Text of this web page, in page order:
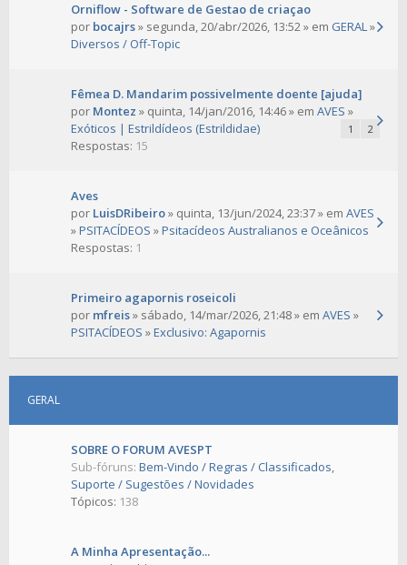
Orniflow - Software de Gestao de criaçao
por bocajrs» segunda, 20/abr/2026, 13:52 » em GERAL»
Diversos / Off-Topic
Fêmea D. Mandarim possivelmente doente [ajuda]
por Montez » quinta, 14/jan/2016, 14:46 » em AVES »
Exóticos | Estrildídeos (Estrildidae)
1 2
Respostas: 15
Aves
por LuisDRibeiro» quinta, 13/jun/2024, 23:37 » em AVES
»PSITACÍDEOS »Psitacídeos Australianos e Oceânicos
Respostas: 1
Primeiro agapornis roseicoli
por mfreis» sábado, 14/mar/2026, 21:48 » em AVES »
PSITACÍDEOS »Exclusivo: Agapornis
GERAL
SOBRE O FORUM AVESPT
Sub-fóruns: Bem-Vindo / Regras / Classificados,
Suporte / Sugestões / Novidades
Tópicos: 138
A Minha Apresentação...